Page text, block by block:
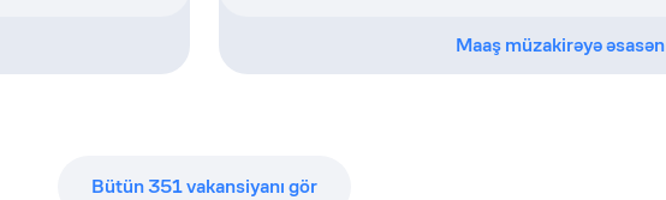
Maaş müzakirəyə əsasən
Bütün351vakansiyanı gör